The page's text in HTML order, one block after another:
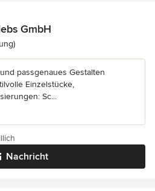
GmbH
5 von 5 Sternen
passgenaues Gestalten
Einzelstücke,
Sc...
Nachricht